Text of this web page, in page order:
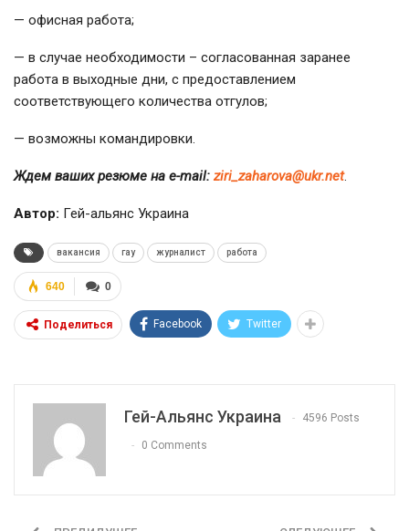
— офисная работа;
— в случае необходимости – согласованная заранее
работа в выходные дни, с предоставлением
соответствующего количества отгулов;
— возможны командировки.
Ждем ваших резюме на e-mail: ziri_zaharova@ukr.net.
Автор: Гей-альянс Украина
вакансия гау журналист работа
0
640
Поделиться Facebook Twitter
Гей-Альянс Украина 4596 Posts
0 Comments